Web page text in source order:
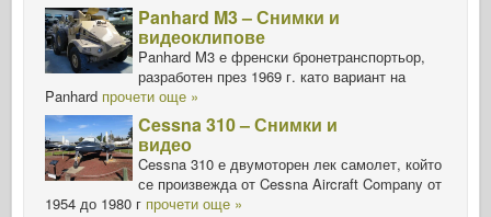
Panhard M3 – Снимки и
видеоклипове
Panhard M3 е френски бронетранспортьор,
разработен през 1969 г. като вариант на
Panhard прочети още »
Cessna 310 – Снимки и
видео
Cessna 310 е двумоторен лек самолет, който
се произвежда от Cessna Aircraft Company от
1954 до 1980 г прочети още »